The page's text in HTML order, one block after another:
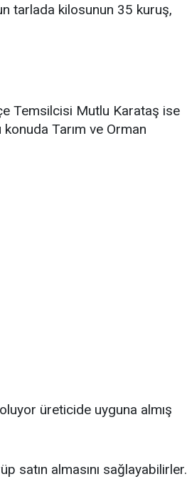
tarlada kilosunun 35 kuruş,
Temsilcisi Mutlu Karataş ise
konuda Tarım ve Orman
üreticide uyguna almış
satın almasını sağlayabilirler.